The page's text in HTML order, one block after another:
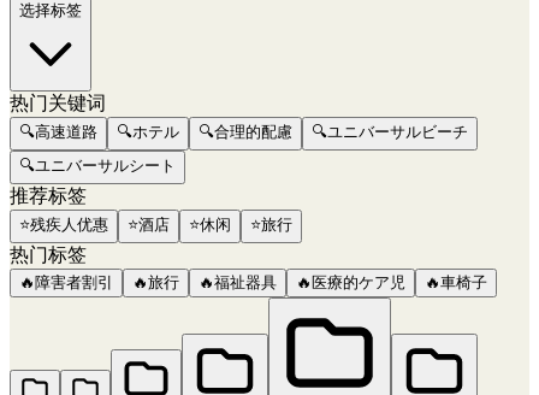
选择标签
热门关键词
🔍高速道路 🔍ホテル 🔍合理的配慮 🔍ユニバーサルビーチ
🔍ユニバーサルシート
推荐标签
⭐残疾人优惠 ⭐酒店 ⭐休闲 ⭐旅行
热门标签
🔥 障害者割引 🔥旅行 🔥福祉器具 🔥 医療的ケア児 🔥車椅子